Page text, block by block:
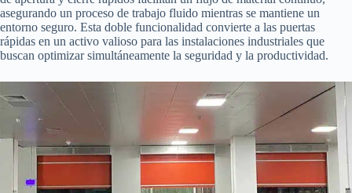
asegurando un proceso de trabajo fluido mientras se mantiene un
entorno seguro. Esta doble funcionalidad convierte a las puertas
rápidas en un activo valioso para las instalaciones industriales que
buscan optimizar simultáneamente la seguridad y la productividad.